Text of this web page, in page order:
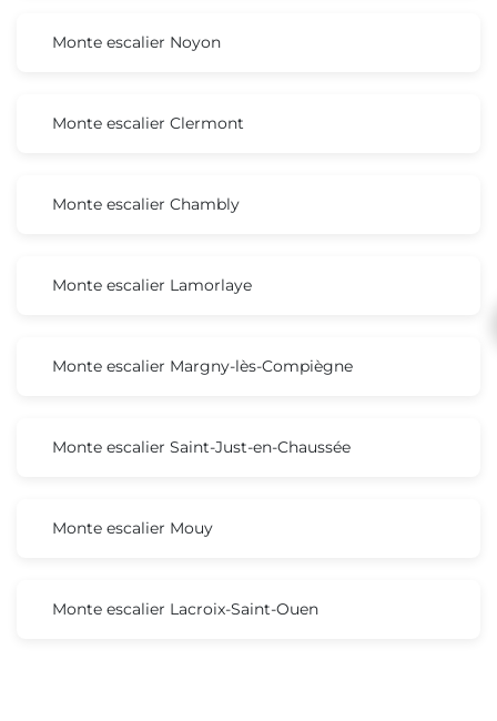
Monte escalier Noyon
Monte escalier Clermont
Monte escalier Chambly
Monte escalier Lamorlaye
Monte escalier Margny-lès-Compiègne
Monte escalier Saint-Just-en-Chaussée
Monte escalier Mouy
Monte escalier Lacroix-Saint-Ouen